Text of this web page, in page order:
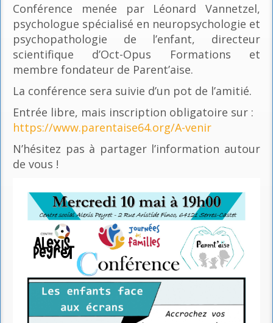
Conférence menée par Léonard Vannetzel,
psychologue spécialisé en neuropsychologie et
psychopathologie de l’enfant, directeur
scientifique d’Oct-Opus Formations et
membre fondateur de Parent’aise.
La conférence sera suivie d’un pot de l’amitié.
Entrée libre, mais inscription obligatoire sur :
https://www.parentaise64.org/A-venir
N’hésitez pas à partager l’information autour
de vous !